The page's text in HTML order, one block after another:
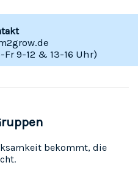
Fr 9-12 & 13-16 Uhr)
bekommt, die